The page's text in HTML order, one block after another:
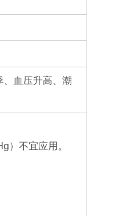
血压升高、潮
不宜应用。